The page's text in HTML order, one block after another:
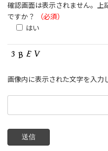
確認画面は表示されません。上
ですか？
（必須）
はい
画像内に表示された文字を入力